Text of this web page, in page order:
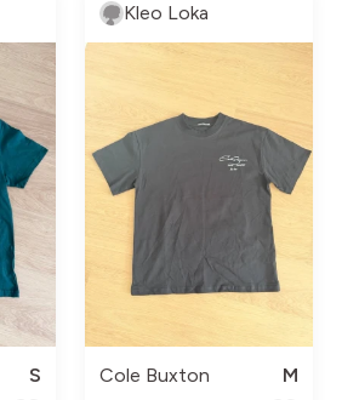
S
Kleo Loka
Cole Buxton
M